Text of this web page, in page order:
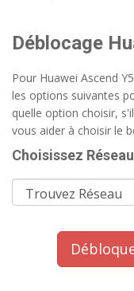
Déblocage
Pour Huawei Ascend
les options suivantes
quelle option choisir,
vous aider à choisir le
Choisissez Réseau